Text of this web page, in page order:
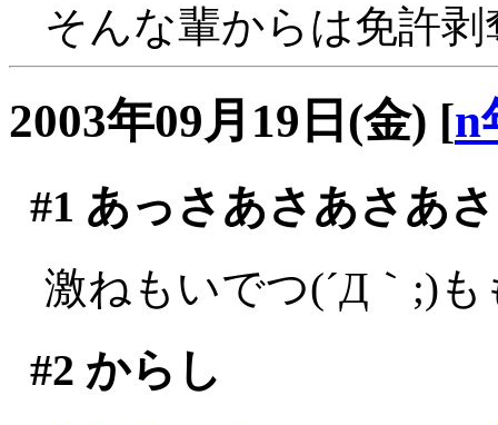
そんな輩からは免許
2003年09月19日(金) [n
#1 あっさあさあさあ
激ねもいでつ(´Д｀;)も
#2 からし